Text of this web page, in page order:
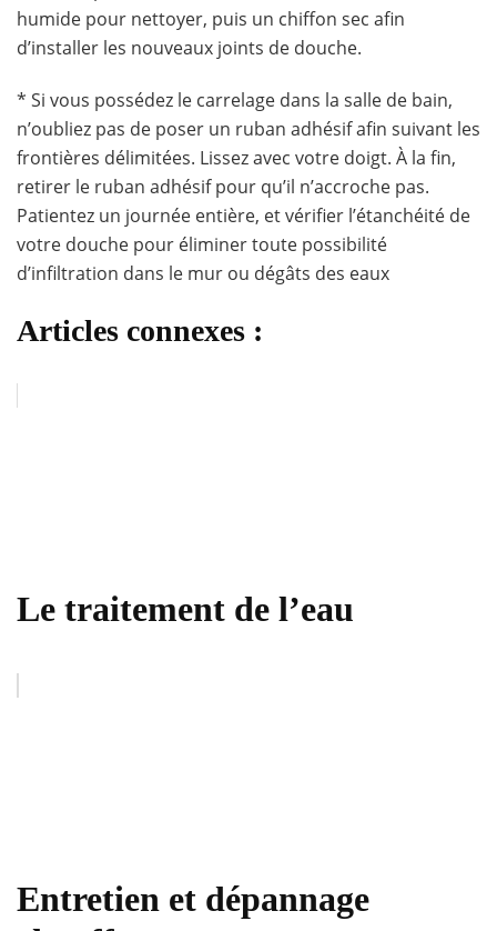
humide pour nettoyer, puis un chiffon sec afin
d’installer les nouveaux joints de douche.
* Si vous possédez le carrelage dans la salle de bain,
n’oubliez pas de poser un ruban adhésif afin suivant les
frontières délimitées. Lissez avec votre doigt. À la fin,
retirer le ruban adhésif pour qu’il n’accroche pas.
Patientez un journée entière, et vérifier l’étanchéité de
votre douche pour éliminer toute possibilité
d’infiltration dans le mur ou dégâts des eaux
Articles connexes :
Le traitement de l’eau
Entretien et dépannage